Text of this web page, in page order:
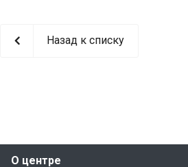
Назад к списку
О центре